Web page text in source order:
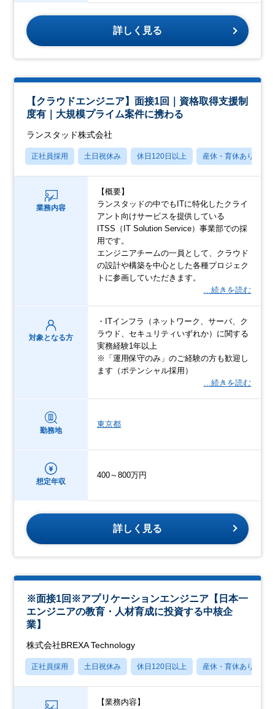
詳しく見る
【クラウドエンジニア】面接1回｜資格取得支援制
度有｜大規模プライム案件に携わる
ランスタッド株式会社
正社員採用 土日祝休み 休日120日以上 産休・育休あり
業務内容
【概要】
ランスタッドの中でもITに特化したクライ
アント向けサービスを提供している
ITSS（IT Solution Service）事業部での採
用です。
エンジニアチームの一員として、クラウド
の設計や構築を中心とした各種プロジェク
トに参画していただきます。
…続きを読む
対象となる方
・ITインフラ（ネットワーク、サーバ、ク
ラウド、セキュリティいずれか）に関する
実務経験1年以上
※「運用保守のみ」のご経験の方も歓迎し
ます（ポテンシャル採用）
…続きを読む
勤務地
東京都
想定年収
400～800万円
詳しく見る
※面接1回※アプリケーションエンジニア【日本一
エンジニアの教育・人材育成に投資する中核企
業】
株式会社BREXA Technology
正社員採用 土日祝休み 休日120日以上 産休・育休あり
【業務内容】